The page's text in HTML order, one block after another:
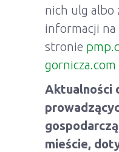
nich ulg albo
informacji na
stronie
gornicza.com
Aktualności
mieście,